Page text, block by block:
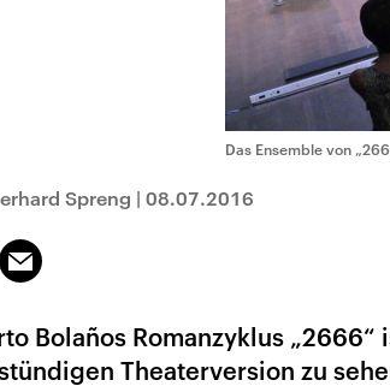
Das Ensemble von
Spreng | 08.07.2016
teilen
Email
Bolaños Romanzyklus
Theaterversion zu